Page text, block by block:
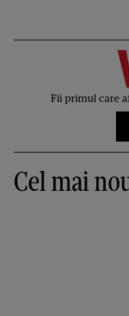
Fii primul care
Cel mai